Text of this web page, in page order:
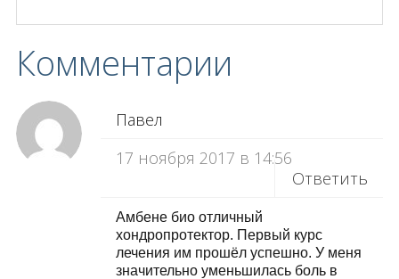
Комментарии
Павел
17 ноября 2017 в 14:56
Ответить
Амбене био отличный
хондропротектор. Первый курс
лечения им прошёл успешно. У меня
значительно уменьшилась боль в